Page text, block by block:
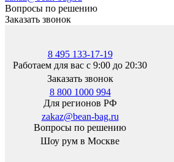
Вопросы по решению
Заказать звонок
8 495 133-17-19
Работаем для вас с 9:00 до 20:30
Заказать звонок
8 800 1000 994
Для регионов РФ
zakaz@bean-bag.ru
Вопросы по решению
Шоу рум в Москве